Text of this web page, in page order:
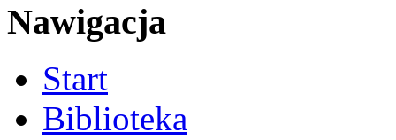
Nawigacja
Start
Biblioteka